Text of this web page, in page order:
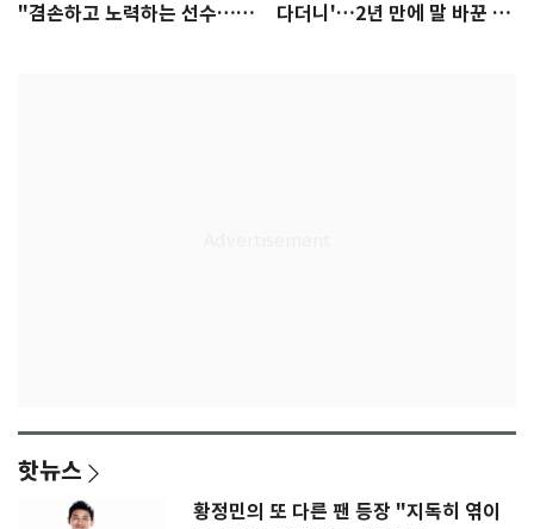
"겸손하고 노력하는 선수…좋
다더니'…2년 만에 말 바꾼 이
핫뉴스
황정민의 또 다른 팬 등장 "지독히 엮이